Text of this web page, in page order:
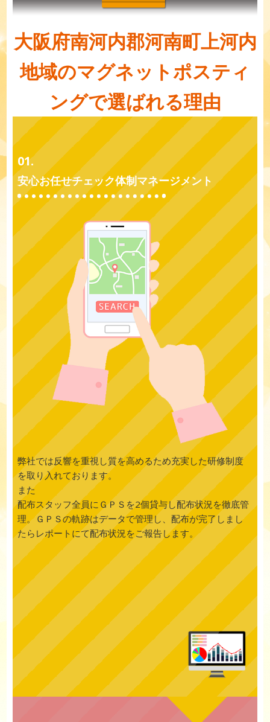
大阪府南河内郡河南町上河内
地域のマグネットポスティ
ングで選ばれる理由
01.
安心お任せチェック体制マネージメント
弊社では反響を重視し質を高めるため充実した研修制度
を取り入れております。
また
配布スタッフ全員にＧＰＳを2個貸与し配布状況を徹底管
理。ＧＰＳの軌跡はデータで管理し、配布が完了しまし
たらレポートにて配布状況をご報告します。